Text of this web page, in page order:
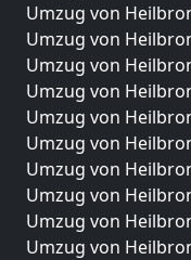
Umzug von
Umzug von
Umzug von
Umzug von
Umzug von
Umzug von
Umzug von
Umzug von
Umzug von
Umzug von